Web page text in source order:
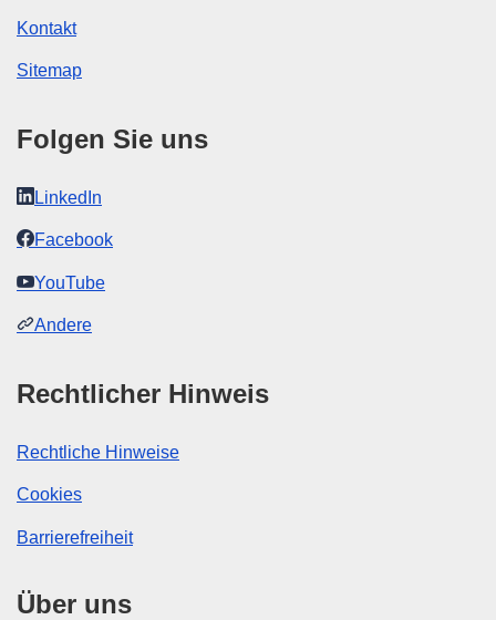
Kontakt
Sitemap
Folgen Sie uns
LinkedIn
Facebook
YouTube
Andere
Rechtlicher Hinweis
Rechtliche Hinweise
Cookies
Barrierefreiheit
Über uns